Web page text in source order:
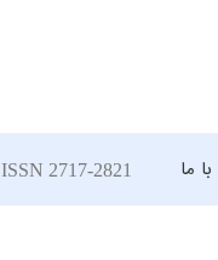
ما ISSN 2717-2821